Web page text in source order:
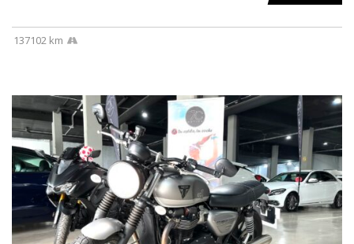
137102 km